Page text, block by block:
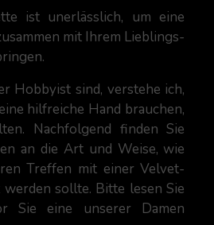
ist unerlässlich, um eine
mit Ihrem Lieblings-
Hobbyist sind, verstehe ich,
hilfreiche Hand brauchen,
Nachfolgend finden Sie
an die Art und Weise, wie
Treffen mit einer Velvet-
sollte. Bitte lesen Sie
Sie eine unserer Damen